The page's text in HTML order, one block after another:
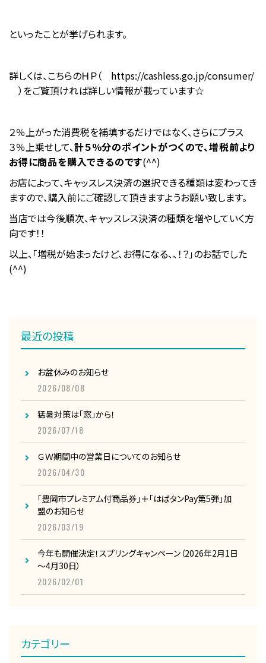
といったことが挙げられます。
詳しくは、こちらのＨＰ（ https://cashless.go.jp/consumer/
）をご覧頂ければ詳しい情報が載っています☆
２％上がった消費税を補填するだけではなく、さらにプラス
３％上乗せして、計５％分のポイントがつくので、増税前より
お得に商品を購入できるのです(^^)
お店によって、キャッスレス決済の選択できる種類は変わってき
ますので、購入前にご確認して頂きますようお願い致します。
当店では今後順次、キャッスレス決済の種類を増やしていく方
向です！！
以上、「増税が始まったけど、お得になる、、！？」のお話でした
(^^)
最近の投稿
お盆休みのお知らせ
2026/08/08
猛暑対策は「窓」から！
2026/07/18
ＧＷ期間中の営業日についてのお知らせ
2026/04/30
「豊岡市プレミアム付商品券」＋「はばタンPay第5弾」加
盟のお知らせ
2026/03/19
今年も開催決定！スプリングキャンペーン（2026年2月1日
～4月30日）
2026/02/01
カテゴリー